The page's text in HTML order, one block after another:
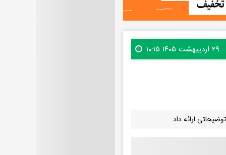
۲۹ اردیبهشت ۱۴۰۵ ۱۰:۱۵
ارائه داد.